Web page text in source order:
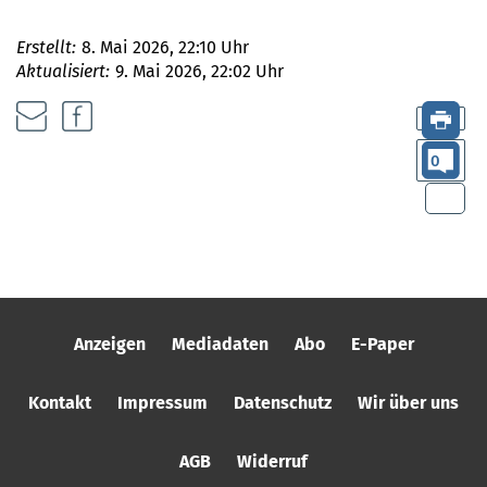
Erstellt: 8. Mai 2026, 22:10 Uhr
Aktualisiert: 9. Mai 2026, 22:02 Uhr
0
Anzeigen Mediadaten Abo E-Paper
Kontakt Impressum Datenschutz Wir über uns
AGB Widerruf